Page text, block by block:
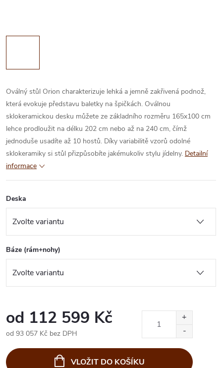
Oválný stůl Orion charakterizuje lehká a jemně zakřivená podnož,
která evokuje představu baletky na špičkách. Oválnou
sklokeramickou desku můžete ze základního rozměru 165x100 cm
lehce prodloužit na délku 202 cm nebo až na 240 cm, čímž
jednoduše usadíte až 10 hostů. Díky variabilitě vzorů odolné
sklokeramiky si stůl přizpůsobíte jakémukoliv stylu jídelny. Detailní
informace
Deska
Báze (rám+nohy)
od 112 599 Kč
od 93 057 Kč bez DPH
cena:
VLOŽIT DO KOŠÍKU